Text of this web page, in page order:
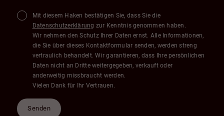
Mit diesem Haken bestätigen Sie, dass Sie die
Datenschutzerklärung zur Kenntnis genommen haben.
Wir nehmen den Schutz Ihrer Daten ernst. Alle Informationen,
die Sie über dieses Kontaktformular senden, werden streng
vertraulich behandelt. Wir garantieren, dass Ihre persönlichen
Daten nicht an Dritte weitergegeben, verkauft oder
anderweitig missbraucht werden.
Vielen Dank für Ihr Vertrauen.
Senden